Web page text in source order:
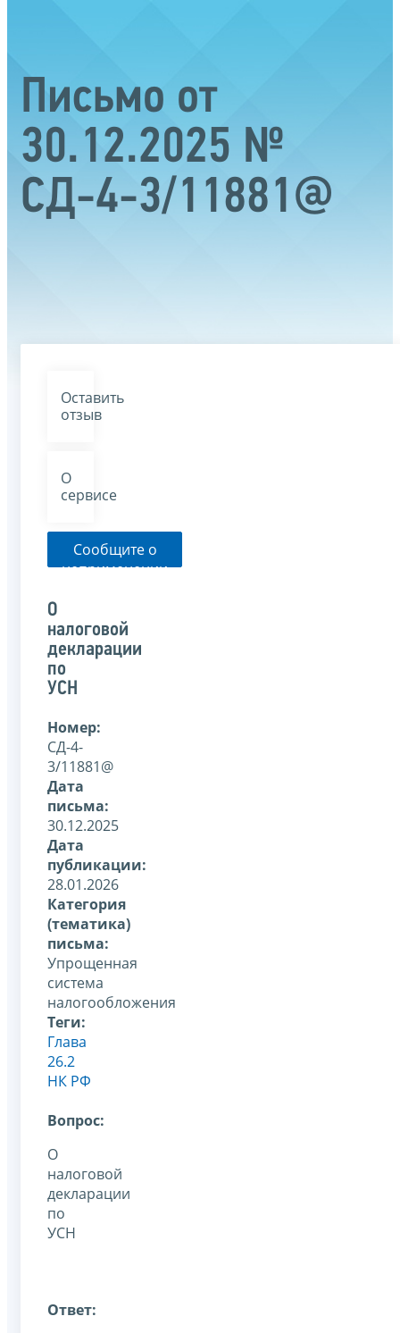
Письмо от
30.12.2025 №
СД-4-3/11881@
Оставить
отзыв
О
сервисе
Сообщите о
неприменении
указанного
письма
О
налоговой
декларации
по
УСН
Номер:
СД-4-
3/11881@
Дата
письма:
30.12.2025
Дата
публикации:
28.01.2026
Категория
(тематика)
письма:
Упрощенная
система
налогообложения
Теги:
Глава
26.2
НК РФ
Вопрос:
О
налоговой
декларации
по
УСН
Ответ: